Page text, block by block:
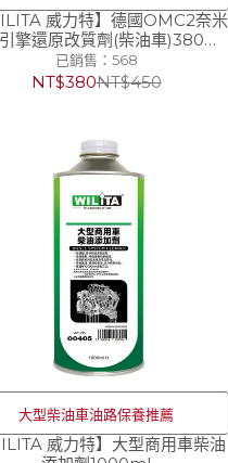
威力特】德國OMC2奈米
擎還原改質劑(柴油車)380ml
汽油精 汽油添加劑 柴油精
已銷售：568
NT$380NT$450
大型柴油車油路保養推薦
威力特】大型商用車柴油